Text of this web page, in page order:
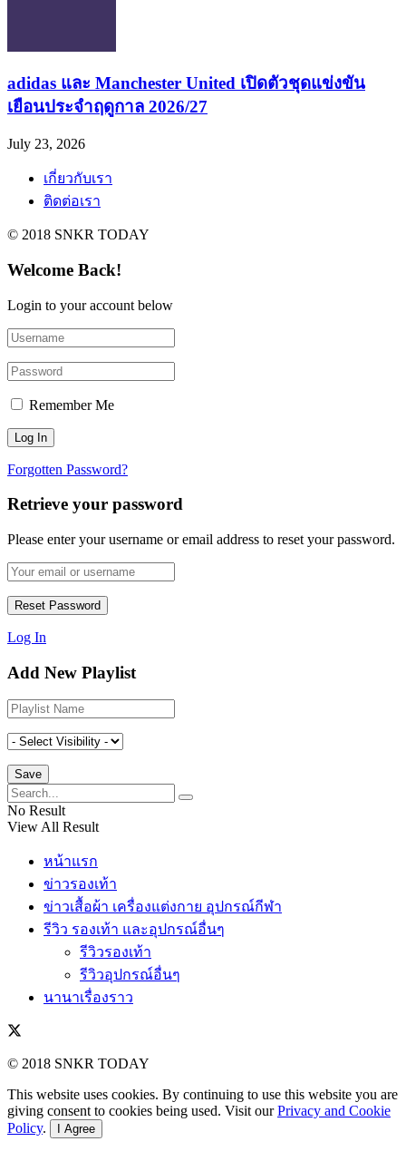
adidas และ Manchester United เปิดตัวชุดแข่งขัน
เยือนประจำฤดูกาล 2026/27
July 23, 2026
เกี่ยวกับเรา
ติดต่อเรา
© 2018 SNKR TODAY
Welcome Back!
Login to your account below
Remember Me
Forgotten Password?
Retrieve your password
Please enter your username or email address to reset your password.
Log In
Add New Playlist
No Result
View All Result
หน้าแรก
ข่าวรองเท้า
ข่าวเสื้อผ้า เครื่องแต่งกาย อุปกรณ์กีฬา
รีวิว รองเท้า และอุปกรณ์อื่นๆ
รีวิวรองเท้า
รีวิวอุปกรณ์อื่นๆ
นานาเรื่องราว
© 2018 SNKR TODAY
This website uses cookies. By continuing to use this website you are
giving consent to cookies being used. Visit ourPrivacy and Cookie
Policy. I Agree